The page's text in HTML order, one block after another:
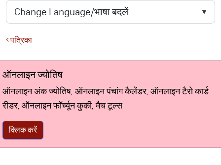
पत्रिका
ऑनलाइन ज्योतिष
ऑनलाइन अंक ज्योतिष, ऑनलाइन पंचांग कैलेंडर, ऑनलाइन टैरो कार्ड
रीडर, ऑनलाइन फॉर्च्यून कुकी, मैच टूल्स
क्लिक करें